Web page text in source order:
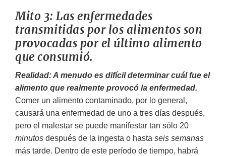
Mito 3: Las enfermedades
transmitidas por los alimentos son
provocadas por el último alimento
que consumió.
Realidad: A menudo es difícil determinar cuál fue el
alimento que realmente provocó la enfermedad.
Comer un alimento contaminado, por lo general,
causará una enfermedad de uno a tres días después,
pero el malestar se puede manifestar tan sólo 20
minutos después de la ingesta o hasta seis semanas
más tarde. Dentro de este período de tiempo, habrá